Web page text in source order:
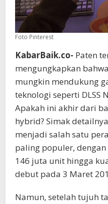
Foto Pinterest
KabarBaik.co- Paten
mengungkapkan
mungkin mendukung
teknologi seperti DLSS
Apakah ini akhir dari
hybrid? Simak
menjadi salah satu
paling populer,
146 juta unit hingga
debut pada 3 Maret
Namun, setelah tujuh